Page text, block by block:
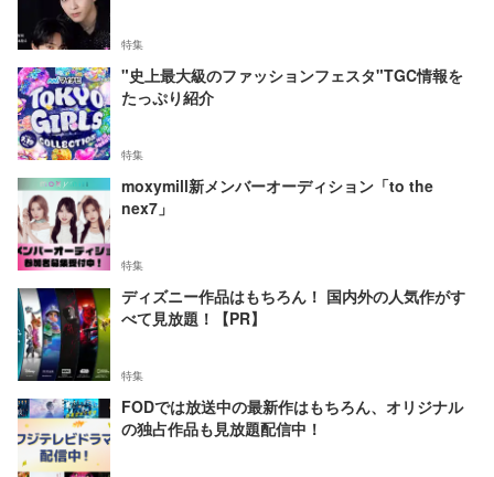
特集
"史上最大級のファッションフェスタ"TGC情報を
たっぷり紹介
特集
moxymill新メンバーオーディション「to the
nex7」
特集
ディズニー作品はもちろん！ 国内外の人気作がす
べて見放題！【PR】
特集
FODでは放送中の最新作はもちろん、オリジナル
の独占作品も見放題配信中！